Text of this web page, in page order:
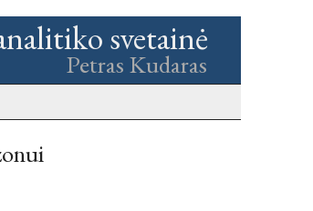
svetainė
Petras Kudaras